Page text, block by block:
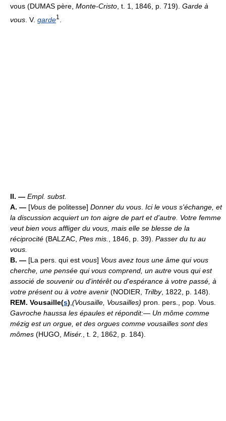
vous (DUMAS père, Monte-Cristo , t. 1, 1846, p. 719). Garde à
vous . V. garde1
II. — Empl. subst.
A. — [Vous de politesse] Donner du vous. Ici le vous s'échange, et
la discussion acquiert un ton aigre de part et d'autre. Votre femme
veut bien vous affliger du vous, mais elle se blesse de la
réciprocité (BALZAC, Ptes mis., 1846, p. 39). Passer du tu au
vous.
B. — [La pers. qui est vous] Vous avez tous une âme qui vous
cherche, une pensée qui vous comprend, un autre vous qui est
associé de souvenir ou d'intérêt ou d'espérance à votre passé, à
votre présent ou à votre avenir (NODIER, Trilby, 1822, p. 148).
REM. Vousaille(s),(Vousaille, Vousailles) pron. pers., pop. Vous.
Gavroche haussa les épaules et répondit:— Un môme comme
mézig est un orgue, et des orgues comme vousailles sont des
mômes (HUGO, Misér., t. 2, 1862, p. 184).